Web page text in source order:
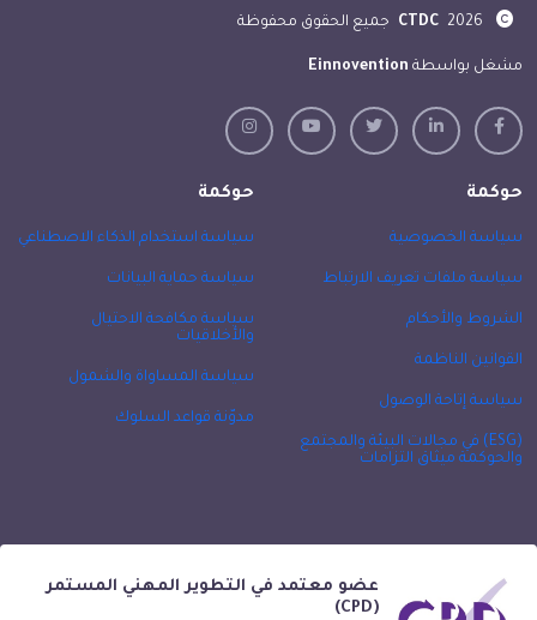
CTDC جميع الحقوق محفوظة
مشغل بواسطة Einnovention
حوكمة
سياسة الخصوصية
سياسة ملفات تعريف الارتباط
الشروط والأحكام
القوانين الناظمة
سياسة إتاحة الوصول
(ESG) في مجالات البيئة والمجتمع
والحوكمة ميثاق التزامات
حوكمة
سياسة استخدام الذكاء الاصطناعي
سياسة حماية البيانات
سياسة مكافحة الاحتيال
والأخلاقيات
سياسة المساواة والشمول
مدوّنة قواعد السلوك
عضو معتمد في التطوير المهني المستمر
(CPD)